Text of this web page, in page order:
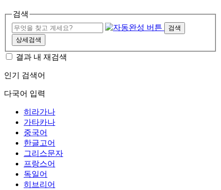
검색
검색
상세검색
결과 내 재검색
인기 검색어
다국어 입력
히라가나
가타카나
중국어
한글고어
그리스문자
프랑스어
독일어
히브리어